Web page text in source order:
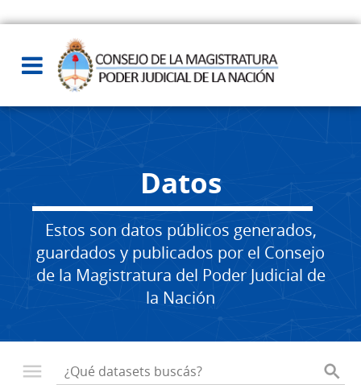
Datos
Estos son datos públicos generados,
guardados y publicados por el Consejo
de la Magistratura del Poder Judicial de
la Nación